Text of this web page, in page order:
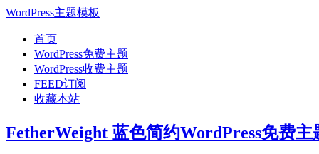
WordPress主题模板
首页
WordPress免费主题
WordPress收费主题
FEED订阅
收藏本站
FetherWeight 蓝色简约WordPress免费主